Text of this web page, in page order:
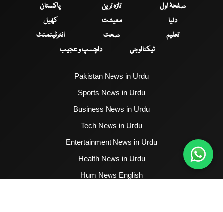
صفحۂ اول تازہ ترین
پاکستان
دنیا
معیشت
کھیل
تعلیم
صحت
انٹرٹینمنٹ
ٹیکنالوجی
دلچسپ و عجیب
Pakistan News in Urdu
Sports News in Urdu
Business News in Urdu
Tech News in Urdu
Entertainment News in Urdu
Health News in Urdu
Hum News English